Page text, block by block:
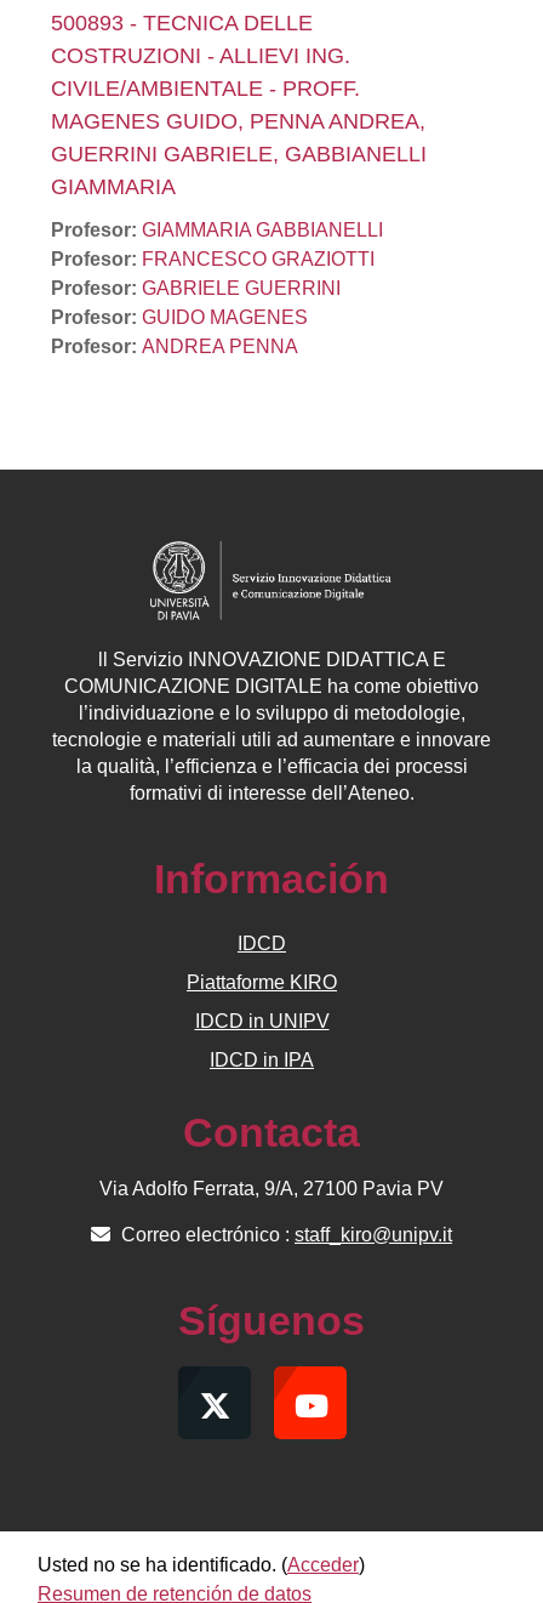
500893 - TECNICA DELLE
COSTRUZIONI - ALLIEVI ING.
CIVILE/AMBIENTALE - PROFF.
MAGENES GUIDO, PENNA ANDREA,
GUERRINI GABRIELE, GABBIANELLI
GIAMMARIA
Profesor: GIAMMARIA GABBIANELLI
Profesor: FRANCESCO GRAZIOTTI
Profesor: GABRIELE GUERRINI
Profesor: GUIDO MAGENES
Profesor: ANDREA PENNA
Servizio INNOVAZIONE DIDATTICA E
COMUNICAZIONE DIGITALE ha come obiettivo
l’individuazione e lo sviluppo di metodologie,
tecnologie e materiali utili ad aumentare e innovare
la qualità, l’efficienza e l’efficacia dei processi
formativi di interesse dell’Ateneo.
Información
IDCD
Piattaforme KIRO
IDCD in UNIPV
IDCD in IPA
Contacta
Via Adolfo Ferrata, 9/A, 27100 Pavia PV
Correo electrónico : staff_kiro@unipv.it
Síguenos
Usted no se ha identificado. (Acceder)
Resumen de retención de datos